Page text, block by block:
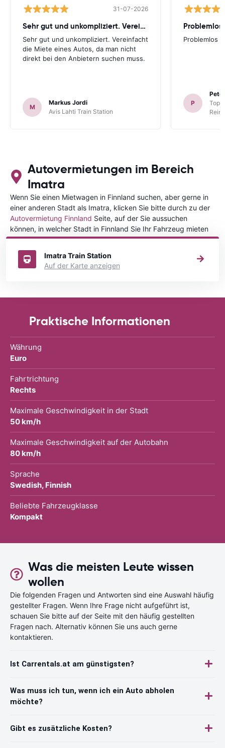
31-07-2026
Sehr gut und unkompliziert. Vereinfacht
Sehr gut und unkompliziert. Vereinfacht
die Miete eines Autos, da man nicht
direkt bei den Anbietern suchen muss.
M
Markus Jordi
Avis Lahti Train Station
Problemlos
Problemlos
P
Autovermietungen im Bereich
Imatra
Wenn Sie einen Mietwagen in Finnland suchen, aber gerne in
einer anderen Stadt als Imatra, klicken Sie bitte durch zu der
Autovermietung Finnland Seite, auf der Sie aussuchen
können, in welcher Stadt in Finnland Sie Ihr Fahrzeug mieten
wollen.
Imatra Train Station
Auf der Karte anzeigen
Praktische Informationen
Währung
Euro
Fahrtrichtung
Rechts
Maximale Geschwindigkeit in der Stadt
50 km/h
Maximale Geschwindigkeit auf der Autobahn
80 km/h
Sprache
Swedish, Finnish
Beliebte Fahrzeugklasse
Kompakt
Was die meisten Leute wissen
wollen
Die folgenden Fragen und Antworten sind eine Auswahl häufig
gestellter Fragen. Wenn Ihre Frage nicht aufgeführt ist,
schauen Sie bitte auf der Seite mit den häufig gestellten
Fragen nach. Alternativ können Sie uns auch gerne
kontaktieren.
Ist Carrentals.at am günstigsten?
Was muss ich tun, wenn ich ein Auto abholen
möchte?
Gibt es zusätzliche Kosten?